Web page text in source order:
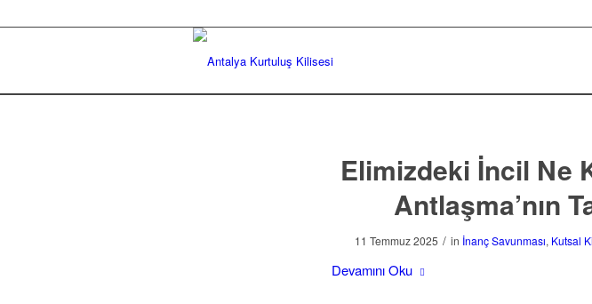
Elimizdeki İncil Ne
Antlaşma’nın
11 Temmuz 2025 / in İnanç Savunması, Kutsal
Devamını Oku